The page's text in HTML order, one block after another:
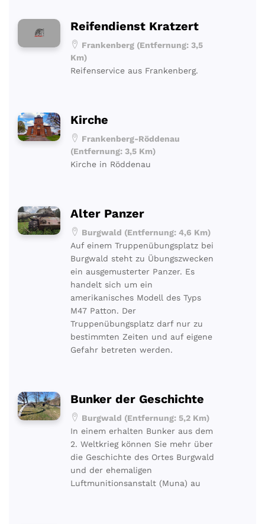
Reifendienst Kratzert
Frankenberg (Entfernung: 3,5
Km)
Reifenservice aus Frankenberg.
Kirche
Frankenberg-Röddenau
(Entfernung: 3,5 Km)
Kirche in Röddenau
Alter Panzer
Burgwald (Entfernung: 4,6 Km)
Auf einem Truppenübungsplatz bei
Burgwald steht zu Übungszwecken
ein ausgemusterter Panzer. Es
handelt sich um ein
amerikanisches Modell des Typs
M47 Patton. Der
Truppenübungsplatz darf nur zu
bestimmten Zeiten und auf eigene
Gefahr betreten werden.
Bunker der Geschichte
Burgwald (Entfernung: 5,2 Km)
In einem erhalten Bunker aus dem
2. Weltkrieg können Sie mehr über
die Geschichte des Ortes Burgwald
und der ehemaligen
Luftmunitionsanstalt (Muna) au